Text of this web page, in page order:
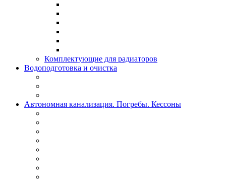
Комплектующие для радиаторов
Водоподготовка и очистка
Автономная канализация. Погребы. Кессоны